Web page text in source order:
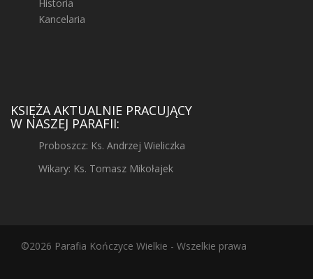
Historia
Kancelaria
KSIĘŻA AKTUALNIE PRACUJĄCY
W NASZEJ PARAFII:
Proboszcz: Ks. Andrzej Wieliczka
Wikary: Ks. Tomasz Mikołajek
©2026 Parafia Kończyce Wielkie - Wszelkie prawa